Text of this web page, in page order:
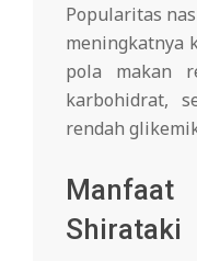
Popularitas
meningkatnya
pola makan
karbohidrat,
rendah
Manfaat
Shirataki